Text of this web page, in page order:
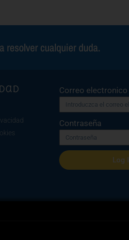
resolver cualquier duda.
Correo electronico
Contraseña
Log